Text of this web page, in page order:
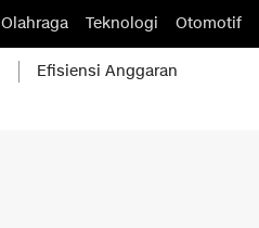
Olahraga Teknologi Otomotif
Efisiensi Anggaran